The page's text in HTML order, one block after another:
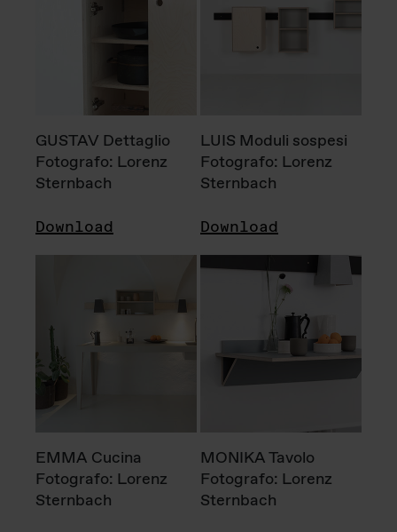
GUSTAV Dettaglio
Fotografo: Lorenz
Sternbach
Download
LUIS Moduli sospesi
Fotografo: Lorenz
Sternbach
Download
EMMA Cucina
Fotografo: Lorenz
Sternbach
MONIKA Tavolo
Fotografo: Lorenz
Sternbach